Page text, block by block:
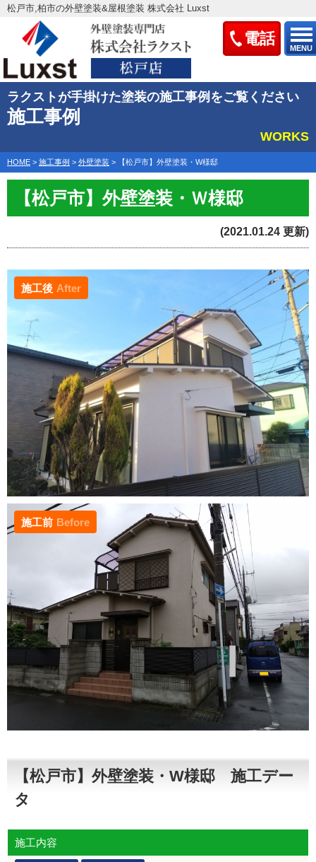
電話
MENU
松戸市,柏市の外壁塗装&屋根塗装 株式会社 Luxst
ラクストが手掛けた塗装の施工事例をご覧ください
施工事例
WORKS
HOME > 施工事例 > 外壁塗装 > 【松戸市】外壁塗装・W様邸
【松戸市】外壁塗装・Ｗ様邸
(2021.01.24 更新)
施工後 After
施工前 Before
【松戸市】外壁塗装・W様邸 施工デー
タ
施工内容